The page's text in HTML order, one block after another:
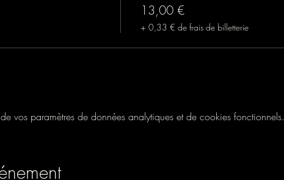
13,00 €
+ 0,33 € de frais de billetterie
vos paramètres de données analytiques et de cookies fonctionnels.